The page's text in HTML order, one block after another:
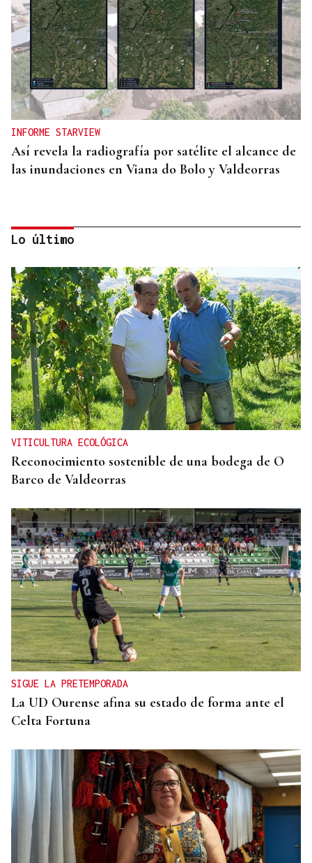
INFORME STARVIEW
Así revela la radiografía por satélite el alcance de
las inundaciones en Viana do Bolo y Valdeorras
RETIRADAS DE ESCOMBROS
A Bouza avanza “poco a poco” hacia su nueva
normalidad tras las riadas
Lo último
VITICULTURA ECOLÓGICA
Reconocimiento sostenible de una bodega de O
Barco de Valdeorras
SIGUE LA PRETEMPORADA
La UD Ourense afina su estado de forma ante el
Celta Fortuna